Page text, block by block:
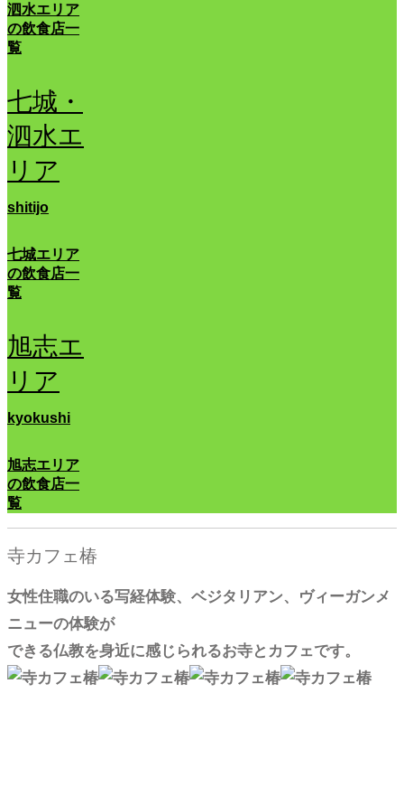
泗水エリア
の飲食店一
覧
七城・
泗水エ
リア
shitijo
七城エリア
の飲食店一
覧
旭志エ
リア
kyokushi
旭志エリア
の飲食店一
覧
寺カフェ椿
女性住職のいる写経体験、ベジタリアン、ヴィーガンメ
ニューの体験が
できる仏教を身近に感じられるお寺とカフェです。